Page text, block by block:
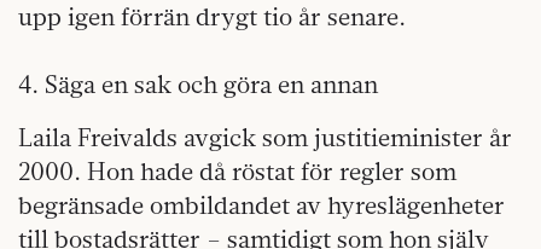
upp igen förrän drygt tio år senare.
4. Säga en sak och göra en annan
Laila Freivalds avgick som justitieminister år
2000. Hon hade då röstat för regler som
begränsade ombildandet av hyreslägenheter
till bostadsrätter – samtidigt som hon själv